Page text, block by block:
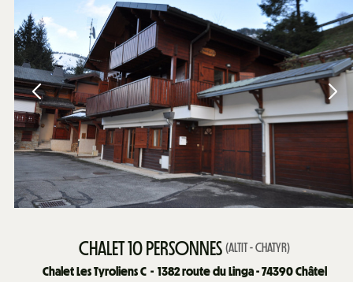
CHALET 10 PERSONNES (ALTIT - CHATYR)
Chalet Les Tyroliens C
1382route du Linga - 74390 Châtel